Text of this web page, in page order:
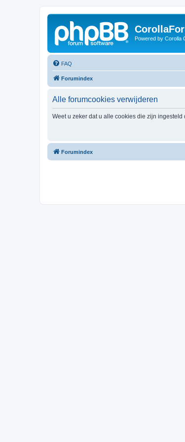
Powered by Corolla
FAQ
Forumindex
Alle forumcookies verwijderen
Weet u zeker dat u alle cookies die zijn
Forumindex